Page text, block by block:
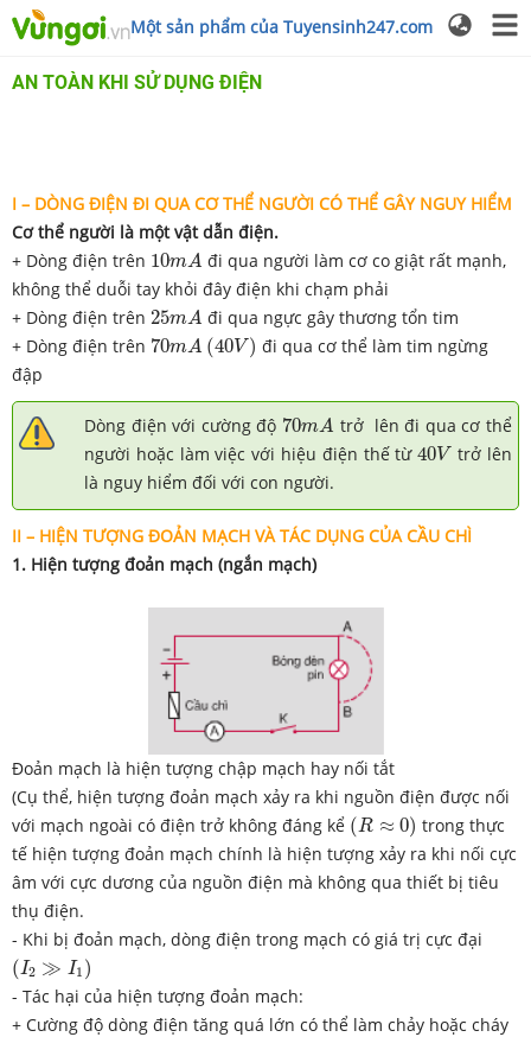
Một sản phẩm của Tuyensinh247.com
AN TOÀN KHI SỬ DỤNG ĐIỆN
I – DÒNG ĐIỆN ĐI QUA CƠ THỂ NGƯỜI CÓ THỂ GÂY NGUY HIỂM
Cơ thể người là một vật dẫn điện.
+ Dòng điện trên 10mA
10m A đi qua người làm cơ co giật rất mạnh,
không thể duỗi tay khỏi đây điện khi chạm phải
+ Dòng điện trên 25mA
25m A đi qua ngực gây thương tổn tim
+ Dòng điện trên 70mA (40V)
70m A (40V) đi qua cơ thể làm tim ngừng
đập
Dòng điện với cường độ 70mA
70m A trở lên đi qua cơ thể
người hoặc làm việc với hiệu điện thế từ40V
40V trở lên
là nguy hiểm đối với con người.
II – HIỆN TƯỢNG ĐOẢN MẠCH VÀ TÁC DỤNG CỦA CẦU CHÌ
1. Hiện tượng đoản mạch (ngắn mạch)
Đoản mạch là hiện tượng chập mạch hay nối tắt
(Cụ thể, hiện tượng đoản mạch xảy ra khi nguồn điện được nối
với mạch ngoài có điện trở không đáng kể (R ≈ 0)
(R≈ 0 )
trong thực
tế hiện tượng đoản mạch chính là hiện tượng xảy ra khi nối cực
âm với cực dương của nguồn điện mà không qua thiết bị tiêu
thụ điện.
- Khi bị đoản mạch, dòng điện trong mạch có giá trị cực đại
(I2 ≫ I1 )
(I2 ≫ 1)
- Tác hại của hiện tượng đoản mạch:
+ Cường độ dòng điện tăng quá lớn có thể làm chảy hoặc cháy